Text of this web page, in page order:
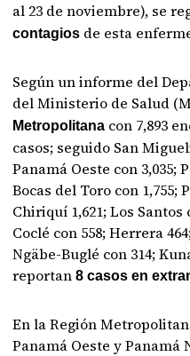
al 23 de noviembre), se
contagios de esta
Según un informe del
del Ministerio de Salud
Metropolitana con 7,893
casos; seguido San
Panamá Oeste con 3,035;
Bocas del Toro con 1,755;
Chiriquí 1,621; Los Santos
Coclé con 558; Herrera
Ngäbe-Buglé con 314;
reportan 8 casos en
En la Región
Panamá Oeste y